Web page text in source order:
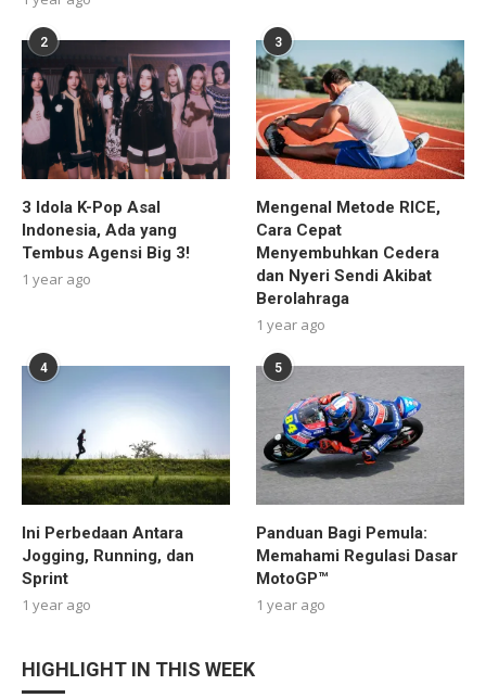
2
3 Idola K-Pop Asal
Indonesia, Ada yang
Tembus Agensi Big 3!
1 year ago
3
Mengenal Metode RICE,
Cara Cepat
Menyembuhkan Cedera
dan Nyeri Sendi Akibat
Berolahraga
1 year ago
4
Ini Perbedaan Antara
Jogging, Running, dan
Sprint
1 year ago
5
Panduan Bagi Pemula:
Memahami Regulasi Dasar
MotoGP™
1 year ago
HIGHLIGHT IN THIS WEEK